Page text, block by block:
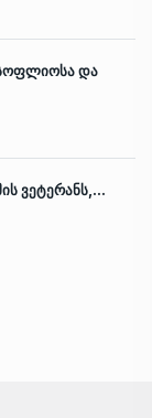
და
ვეტერანს,…